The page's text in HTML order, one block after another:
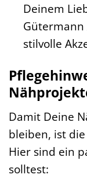
Deinem
stilvolle
Damit Deine
bleiben, ist
Hier sind ein
solltest: